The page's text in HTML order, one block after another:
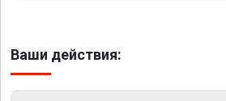
Ваши действия: